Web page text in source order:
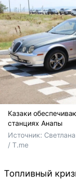
Казаки
станциях Анапы
Источник:
/ T.me
Топливный